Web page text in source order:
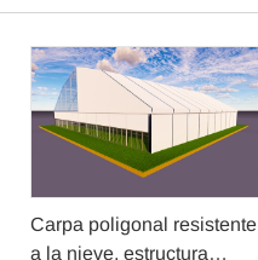
Carpa poligonal resistente
a la nieve, estructura